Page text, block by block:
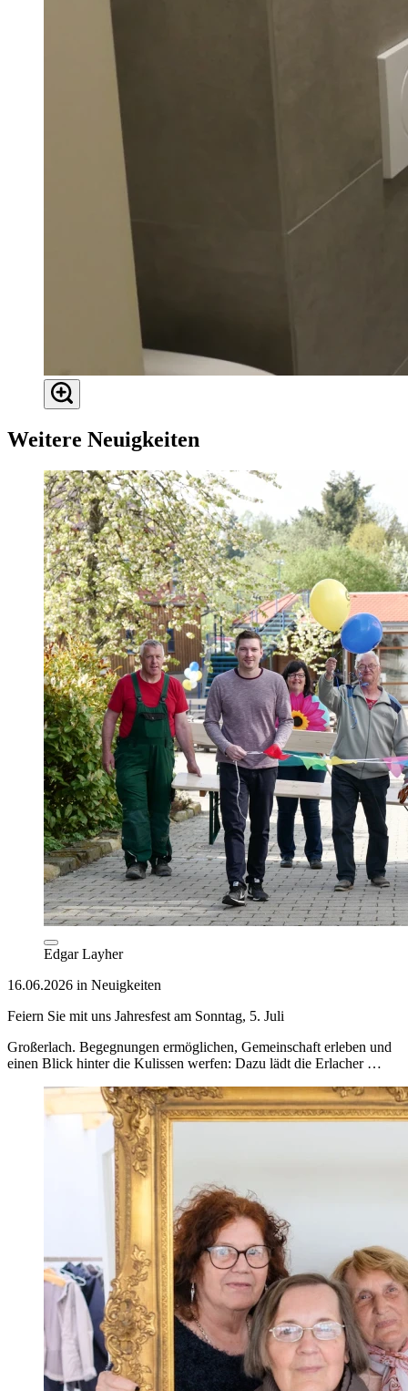
Weitere Neuigkeiten
Edgar Layher
16.06.2026 in Neuigkeiten
Feiern Sie mit uns Jahresfest am Sonntag, 5. Juli
Großerlach. Begegnungen ermöglichen, Gemeinschaft erleben und
einen Blick hinter die Kulissen werfen: Dazu lädt die Erlacher …